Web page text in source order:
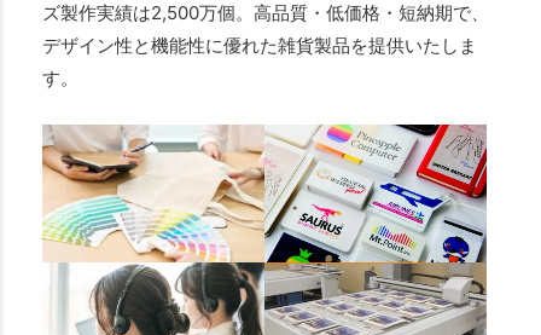
ズ製作実績は2,500万個。高品質・低価格・短納期で、
デザイン性と機能性に優れた雑貨製品を提供いたしま
す。